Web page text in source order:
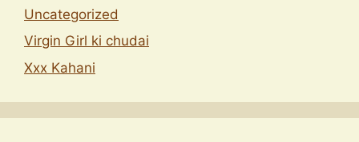
Uncategorized
Virgin Girl ki chudai
Xxx Kahani